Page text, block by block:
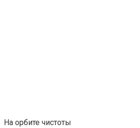
На орбите чистоты